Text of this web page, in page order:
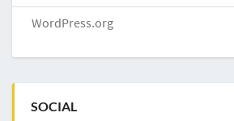
WordPress.org
SOCIAL